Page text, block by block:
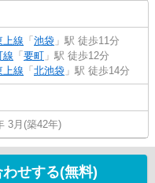
上線 「 池袋 」駅 徒歩11分
線 「 要町 」駅 徒歩12分
上線 「 北池袋 」駅 徒歩14分
3月(築42年)
せする(無料)